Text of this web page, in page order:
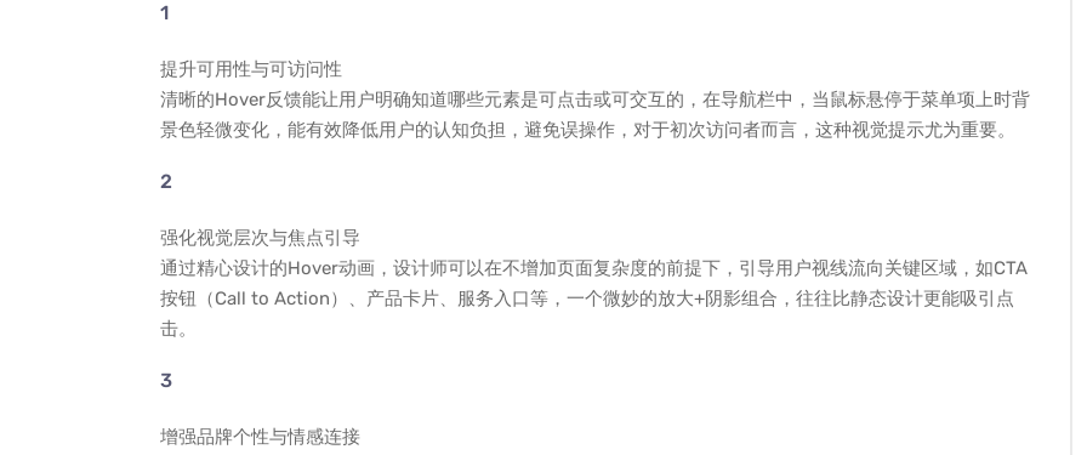
提升可用性与可访问性
清晰的Hover反馈能让用户明确知道哪些元素是可点击或可交互的，在导航栏中，当鼠标悬停于菜单项上时背
景色轻微变化，能有效降低用户的认知负担，避免误操作，对于初次访问者而言，这种视觉提示尤为重要。
强化视觉层次与焦点引导
通过精心设计的Hover动画，设计师可以在不增加页面复杂度的前提下，引导用户视线流向关键区域，如CTA
按钮（Call to Action）、产品卡片、服务入口等，一个微妙的放大+阴影组合，往往比静态设计更能吸引点
击。
增强品牌个性与情感连接